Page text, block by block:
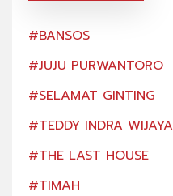
#BANSOS
#JUJU PURWANTORO
#SELAMAT GINTING
#TEDDY INDRA WIJAYA
#THE LAST HOUSE
#TIMAH